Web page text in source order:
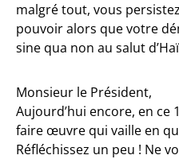
malgré tout, vous
pouvoir alors que votre
sine qua non au salut
Monsieur le Président,
Aujourd’hui encore, en ce
faire œuvre qui vaille en
Réfléchissez un peu ! Ne